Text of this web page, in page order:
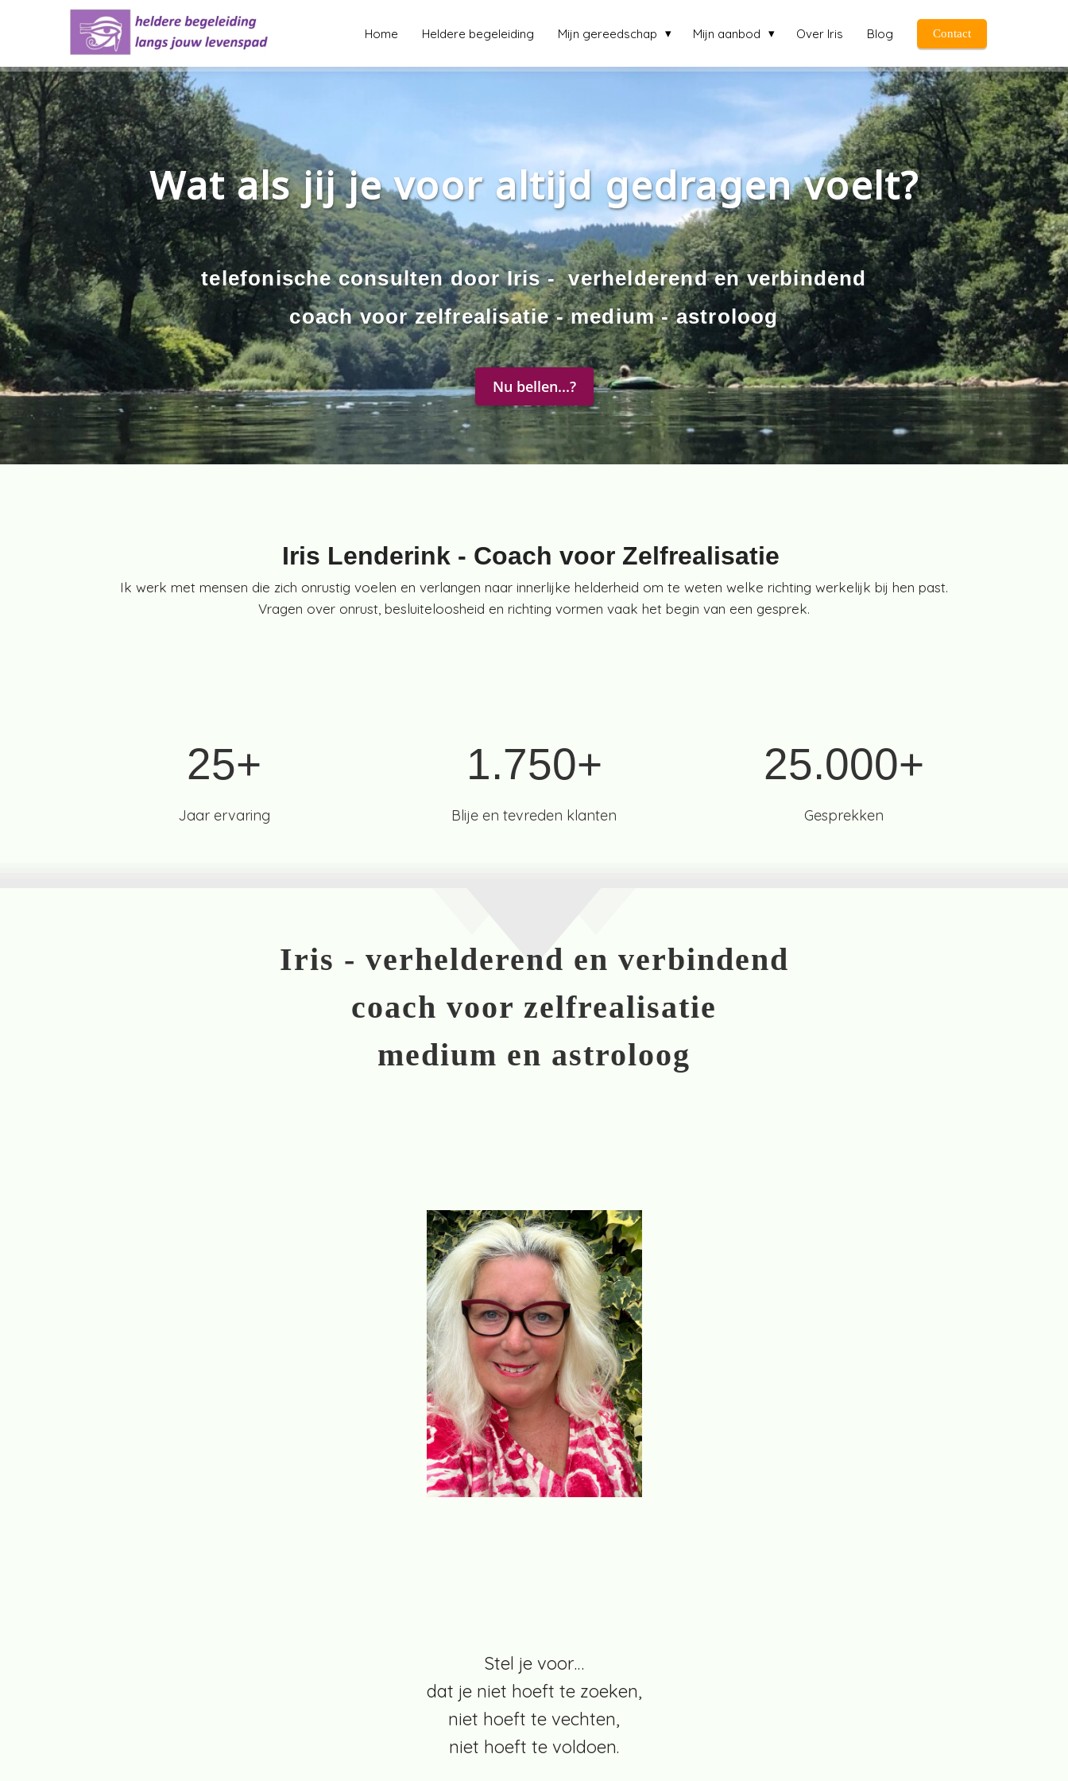
Home Heldere begeleiding Mijn gereedschap Mijn aanbod Over Iris Blog Contact
Wat als jij je voor altijd gedragen voelt?
telefonische consulten door Iris - verhelderend en verbindend
coach voor zelfrealisatie - medium - astroloog
Nu bellen...?
Iris Lenderink - Coach voor Zelfrealisatie
Ik werk met mensen die zich onrustig voelen en verlangen naar innerlijke helderheid om te weten welke richting werkelijk bij hen past.
Vragen over onrust, besluiteloosheid en richting vormen vaak het begin van een gesprek.
25+
Jaar ervaring
1.750+
Blije en tevreden klanten
25.000+
Gesprekken
Iris - verhelderend en verbindend
coach voor zelfrealisatie
medium en astroloog
Stel je voor…
dat je niet hoeft te zoeken,
niet hoeft te vechten,
niet hoeft te voldoen.